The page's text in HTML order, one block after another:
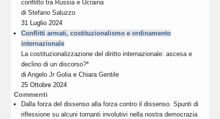
conflitto tra Russia e Ucraina
diStefano Saluzzo
31 Luglio 2024
Conflitti armati, costituzionalismo e ordinamento
internazionale
La costituzionalizzazione del diritto internazionale: ascesa e
declino di un discorso?*
diAngelo Jr GoliaeChiara Gentile
25 Ottobre 2024
Commenti
Dalla forza del dissenso alla forza contro il dissenso. Spunti di
riflessione su alcuni tornanti involutivi nella nostra democrazia